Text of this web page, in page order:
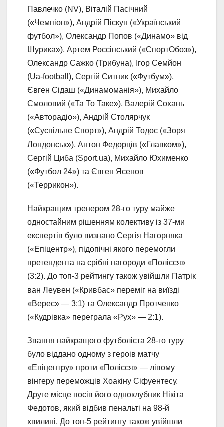
Павлечко (NV), Віталій Пасічний
(«Чемпіон»), Андрій Піскун («Український
футбол»), Олександр Попов («Динамо» від
Шурика»), Артем Россінський («СпортОбоз»),
Олександр Сажко (Трибуна), Ігор Семйон
(Ua-football), Сергій Ситник («Футбум»),
Євген Сідаш («Динамоманія»), Михайло
Смоловий («Та То Таке»), Валерій Сохань
(«Авторадіо»), Андрій Столярчук
(«Суспільне Спорт»), Андрій Тодос («Зоря
Лондонськ»), Антон Федорців («Главком»),
Сергій Циба (Sport.ua), Михайло Юхименко
(«Футбол 24») та Євген Ясенов
(«Террикон»).
Найкращим тренером 28-го туру майже
одностайним рішенням колективу із 37-ми
експертів було визнано Сергія Нагорняка
(«Епіцентр»), підопічні якого перемогли
претендента на срібні нагороди «Полісся»
(3:2). До топ-3 рейтингу також увійшли Патрік
ван Леувен («Кривбас» переміг на виїзді
«Верес» — 3:1) та Олександр Протченко
(«Кудрівка» переграла «Рух» — 2:1).
Звання найкращого футболіста 28-го туру
було віддано одному з героів матчу
«Епіцентру» проти «Полісся» — лівому
вінгеру переможців Хоакіну Сіфуентесу.
Друге місце посів його одноклубник Нікіта
Федотов, який відбив пенальті на 98-й
хвилині. До топ-5 рейтингу також увійшли